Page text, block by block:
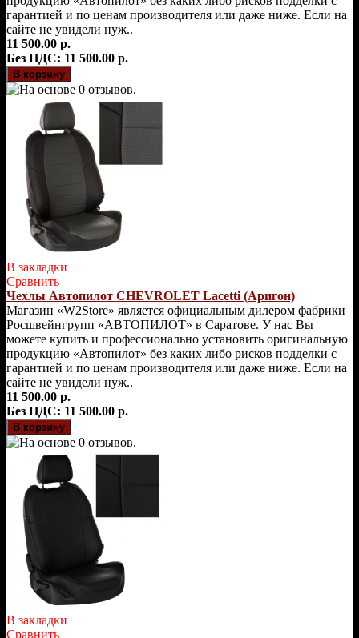
гарантией и по ценам производителя или даже ниже. Если на
сайте не увидели нуж..
11 500.00 р.
Без НДС: 11 500.00 р.
В закладки
Сравнить
Чехлы Автопилот CHEVROLET Lacetti (Аригон)
Магазин «W2Store» является официальным дилером фабрики
Росшвейнгрупп «АВТОПИЛОТ» в Саратове. У нас Вы
можете купить и профессионально установить оригинальную
продукцию «Автопилот» без каких либо рисков подделки с
гарантией и по ценам производителя или даже ниже. Если на
сайте не увидели нуж..
11 500.00 р.
Без НДС: 11 500.00 р.
В закладки
Сравнить